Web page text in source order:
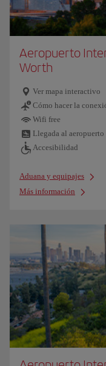
Aeropuerto
Worth
Ver mapa interactivo
Cómo hacer la
Wifi free
Llegada al aeropuerto
Accesibilidad
Aduana y equipajes
Más información